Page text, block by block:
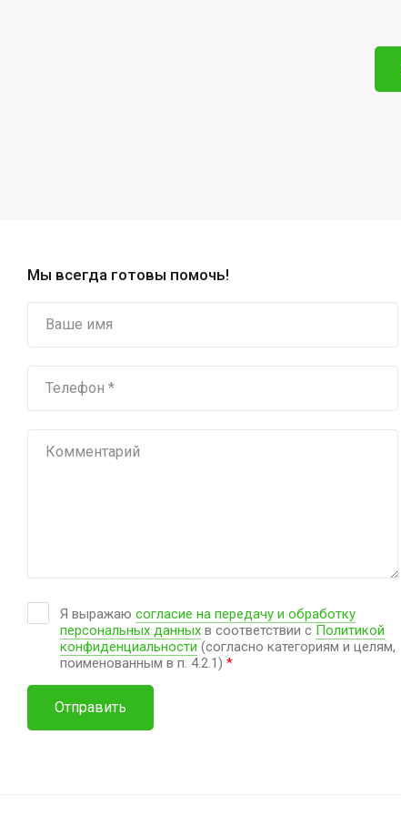
Мы всегда готовы помочь!
Я выражаю согласие на передачу и обработку
персональных данных в соответствии с Политикой
конфиденциальности (согласно категориям и целям,
поименованным в п. 4.2.1) *
Отправить